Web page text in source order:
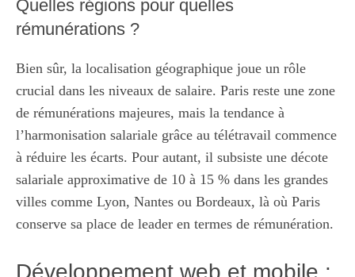
Quelles régions pour quelles
rémunérations ?
Bien sûr, la localisation géographique joue un rôle
crucial dans les niveaux de salaire. Paris reste une zone
de rémunérations majeures, mais la tendance à
l’harmonisation salariale grâce au télétravail commence
à réduire les écarts. Pour autant, il subsiste une décote
salariale approximative de 10 à 15 % dans les grandes
villes comme Lyon, Nantes ou Bordeaux, là où Paris
conserve sa place de leader en termes de rémunération.
Développement web et mobile :